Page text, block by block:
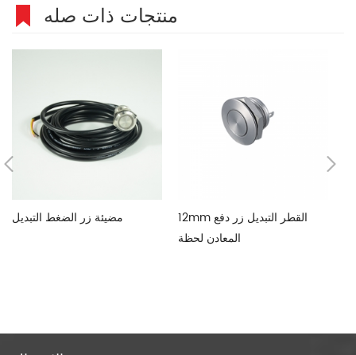
منتجات ذات صله
مضيئة زر الضغط التبديل
12mm القطر التبديل زر دفع
المعادن لحظة